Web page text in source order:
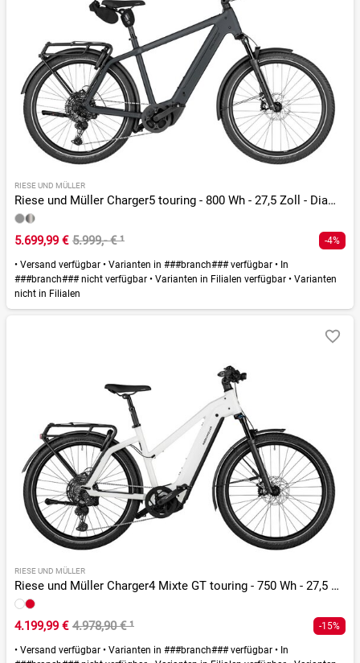
RIESE UND MÜLLER
Riese und Müller Charger5 touring - 800 Wh - 27,5 Zoll - Diamant - 2026
5.699,99 € 5.999,- €¹ -4%
• Versand verfügbar • Varianten in ###branch### verfügbar • In
###branch### nicht verfügbar • Varianten in Filialen verfügbar • Varianten
nicht in Filialen
RIESE UND MÜLLER
Riese und Müller Charger4 Mixte GT touring - 750 Wh - 27,5 Zoll - Trapez - 2026
4.199,99 € 4.978,90 €¹ -15%
• Versand verfügbar • Varianten in ###branch### verfügbar • In